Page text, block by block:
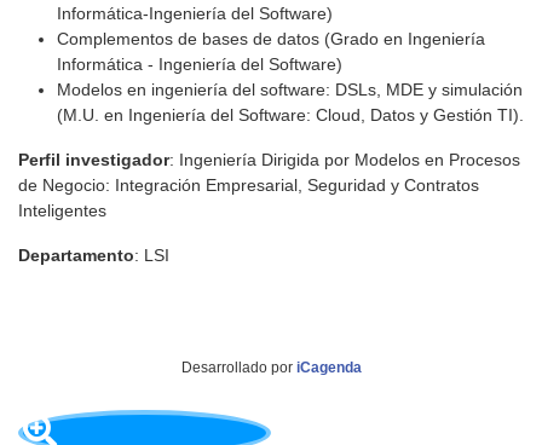
Informática-Ingeniería del Software)
Complementos de bases de datos (Grado en Ingeniería
Informática - Ingeniería del Software)
Modelos en ingeniería del software: DSLs, MDE y simulación
(M.U. en Ingeniería del Software: Cloud, Datos y Gestión TI).
Perfil investigador: Ingeniería Dirigida por Modelos en Procesos
de Negocio: Integración Empresarial, Seguridad y Contratos
Inteligentes
Departamento: LSI
Desarrollado por iCagenda